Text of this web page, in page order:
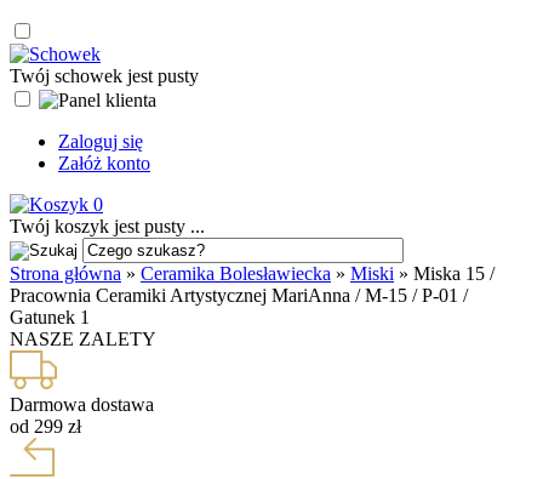
Twój schowek jest pusty
Zaloguj się
Załóż konto
0
Twój koszyk jest pusty ...
Strona główna » Ceramika Bolesławiecka » Miski » Miska 15 /
Pracownia Ceramiki Artystycznej MariAnna / M-15 / P-01 /
Gatunek 1
NASZE ZALETY
Darmowa dostawa
od 299 zł